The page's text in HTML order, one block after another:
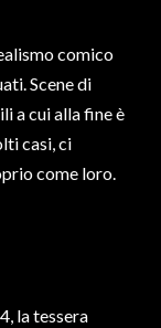
comico
Scene di
a cui alla fine è
casi, ci
come loro.
la tessera